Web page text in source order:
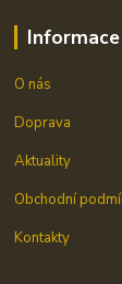
O nás
Doprava
Aktuality
Obchodní
Kontakty